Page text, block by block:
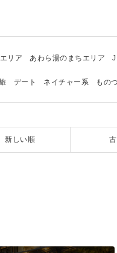
リア あわら湯のまちエリア
デート ネイチャー系 もの
新しい順